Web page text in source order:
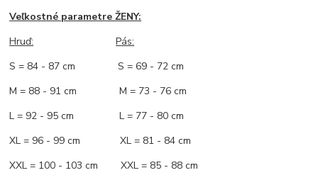
Veľkostné parametre ŽENY:
Hruď:
Pás:
S = 84 - 87 cm S = 69 - 72 cm
M = 88 - 91 cm M = 73 - 76 cm
L = 92 - 95 cm L = 77 - 80 cm
XL = 96 - 99 cm XL = 81 - 84 cm
XXL = 100 - 103 cm XXL = 85 - 88 cm